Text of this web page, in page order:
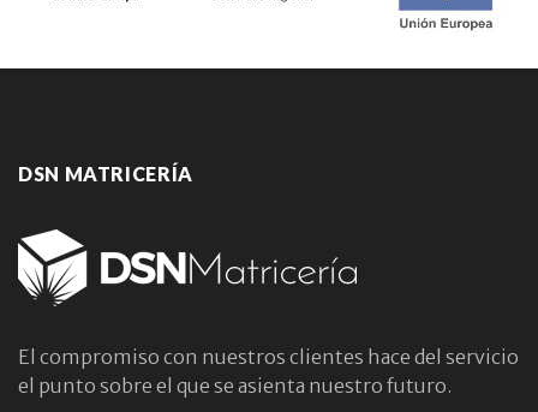
DSN MATRICERÍA
El compromiso con nuestros clientes hace del servicio
el punto sobre el que se asienta nuestro futuro.